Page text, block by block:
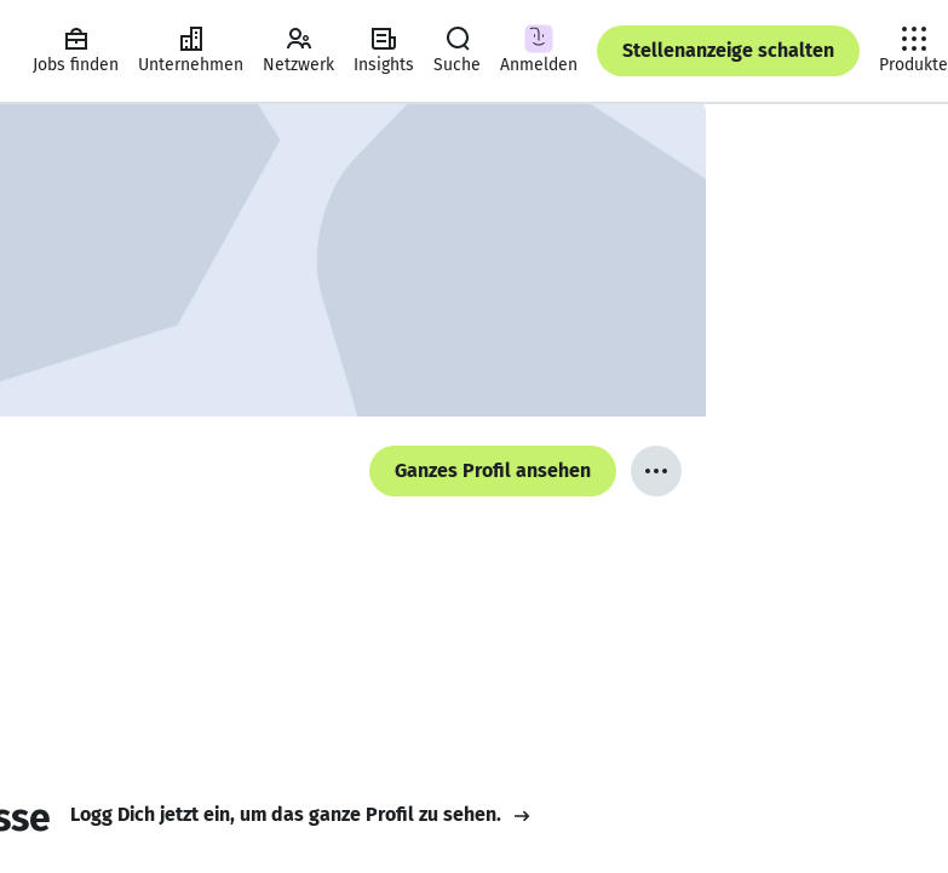
Jobs finden Unternehmen Netzwerk Insights Suche Anmelden
Stellenanzeige schalten
Produkte
Ganzes Profil ansehen
Logg Dich jetzt ein, um das ganze Profil zu sehen.